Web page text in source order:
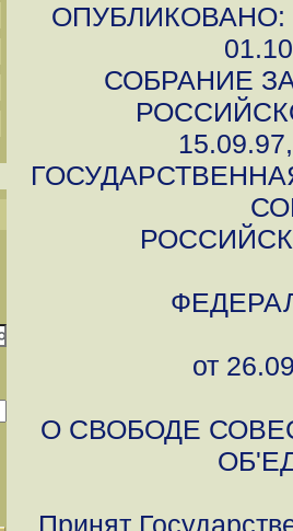
ОПУБЛИКОВАНО:
СОБРАНИЕ
от
О СВОБОДЕ
Принят